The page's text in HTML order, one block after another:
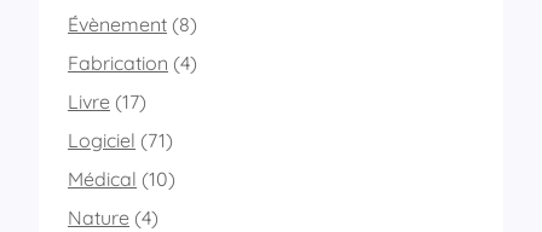
Évènement (8)
Fabrication (4)
Livre (17)
Logiciel (71)
Médical (10)
Nature (4)